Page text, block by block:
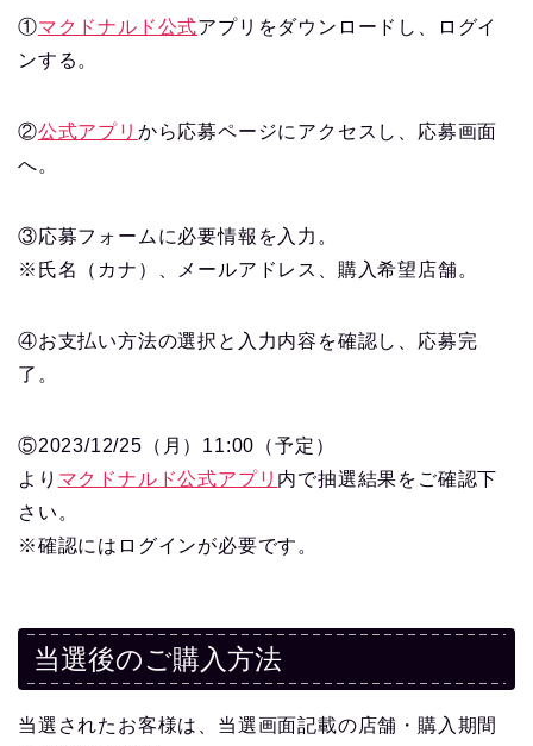
①マクドナルド公式アプリをダウンロードし、ログイ
ンする。
②公式アプリ から応募ページにアクセスし、応募画面
へ。
③応募フォームに必要情報を入力。
※氏名（カナ）、メールアドレス、購入希望店舗。
④お支払い方法の選択と入力内容を確認し、応募完
了。
⑤2023/12/25（月）11:00（予定）
より マクドナルド公式アプリ 内で抽選結果をご確認下
さい。
※確認にはログインが必要です。
当選後のご購入方法
当選されたお客様は、当選画面記載の店舗・購入期間